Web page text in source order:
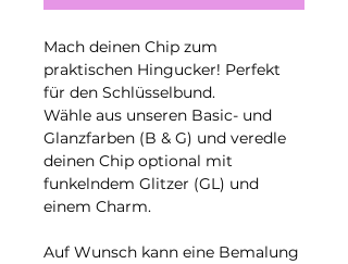
Mach deinen Chip zum
praktischen Hingucker! Perfekt
für den Schlüsselbund.
Wähle aus unseren Basic- und
Glanzfarben (B & G) und veredle
deinen Chip optional mit
funkelndem Glitzer (GL) und
einem Charm.
Auf Wunsch kann eine Bemalung